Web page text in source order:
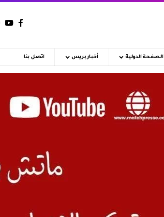
الصفحة الدولية أخبار بريس اتصل بنا